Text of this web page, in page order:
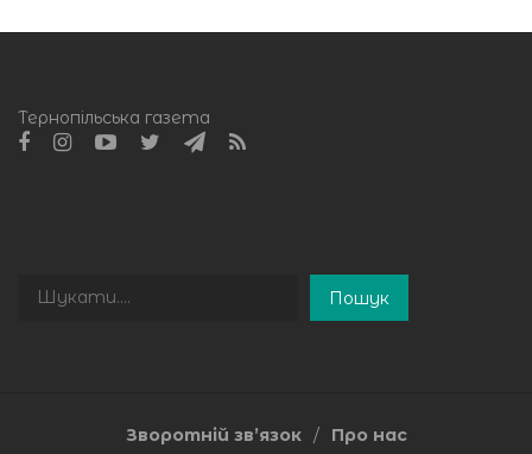
Тернопільська газета
Пошук
Пошук
Зворотній зв’язок Про нас